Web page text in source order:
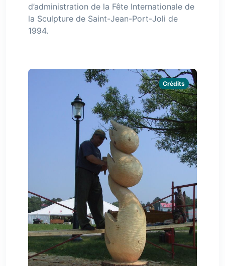
d’administration de la Fête Internationale de
la Sculpture de Saint-Jean-Port-Joli de
1994.
Crédits